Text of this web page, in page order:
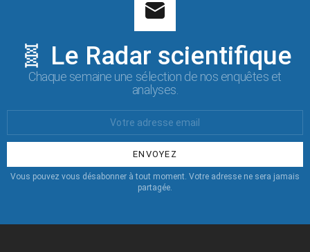
🧬 Le Radar scientifique
Chaque semaine une sélection de nos enquêtes et
analyses.
:
Vous pouvez vous désabonner à tout moment. Votre adresse ne sera jamais
partagée.